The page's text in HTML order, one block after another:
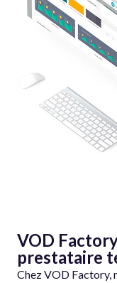
VOD
prestataire
Chez VOD Factory,